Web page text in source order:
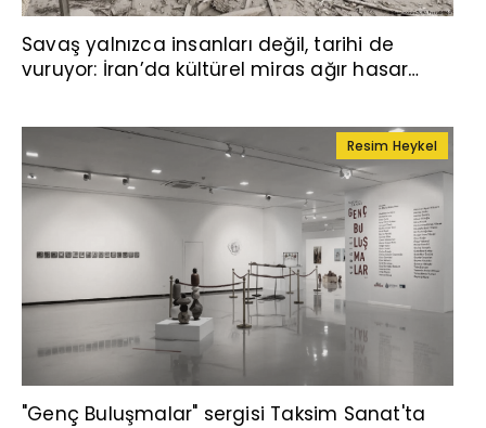
Savaş yalnızca insanları değil, tarihi de
vuruyor: İran’da kültürel miras ağır hasar
Resim Heykel
"Genç Buluşmalar" sergisi Taksim Sanat'ta